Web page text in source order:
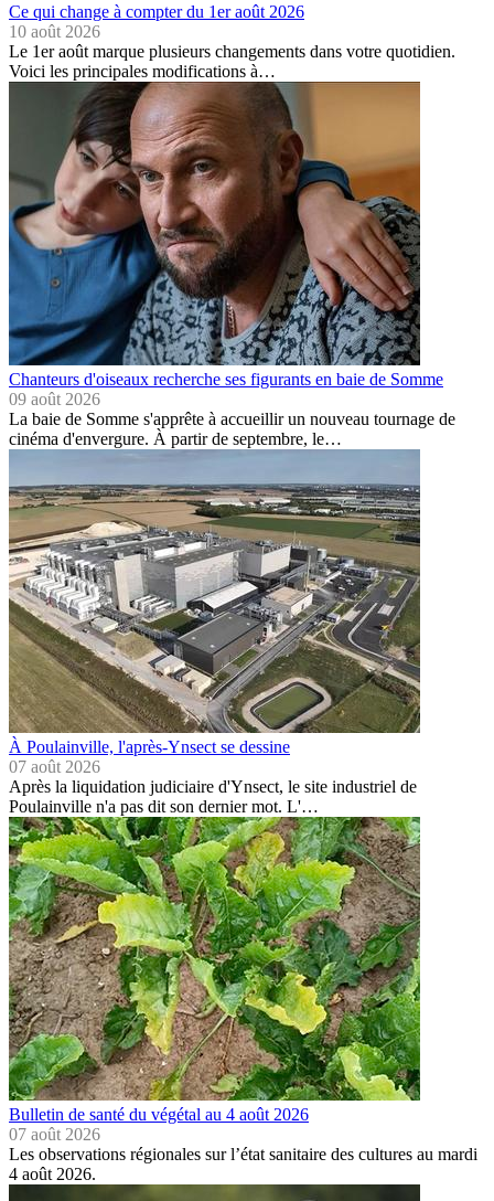
Ce qui change à compter du 1er août 2026
10 août 2026
Le 1er août marque plusieurs changements dans votre quotidien.
Voici les principales modifications à…
Chanteurs d'oiseaux recherche ses figurants en baie de Somme
09 août 2026
La baie de Somme s'apprête à accueillir un nouveau tournage de
cinéma d'envergure. À partir de septembre, le…
À Poulainville, l'après-Ynsect se dessine
07 août 2026
Après la liquidation judiciaire d'Ynsect, le site industriel de
Poulainville n'a pas dit son dernier mot. L'…
Bulletin de santé du végétal au 4 août 2026
07 août 2026
Les observations régionales sur l’état sanitaire des cultures au mardi
4 août 2026.